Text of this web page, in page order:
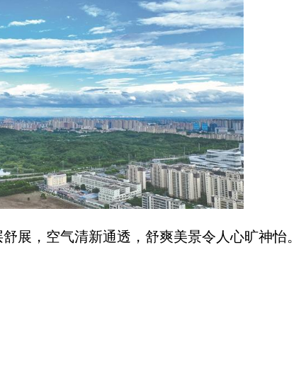
，空气清新通透，舒爽美景令人心旷神怡。